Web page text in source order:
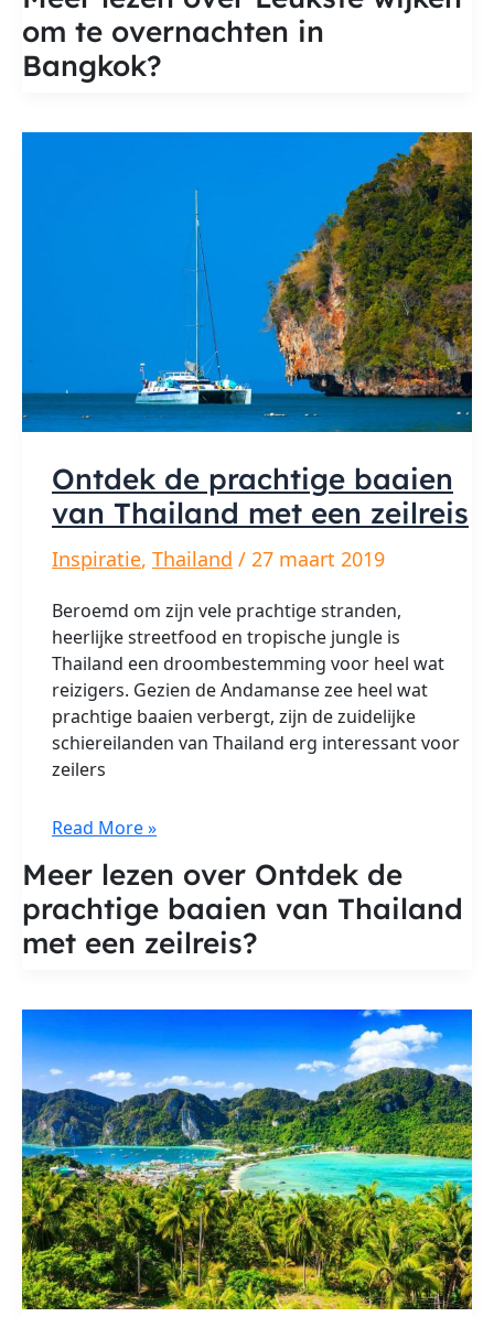
te
overnachten
in
om te overnachten in
Bangkok?
Ontdek de prachtige baaien
van Thailand met een zeilreis
Inspiratie, Thailand / 27 maart 2019
Beroemd om zijn vele prachtige stranden,
heerlijke streetfood en tropische jungle is
Thailand een droombestemming voor heel wat
reizigers. Gezien de Andamanse zee heel wat
prachtige baaien verbergt, zijn de zuidelijke
schiereilanden van Thailand erg interessant voor
zeilers
Ontdek
prachtige
baaien
van
Thailand
een
zeilreis
Read More »
Meer lezen over Ontdek de
prachtige baaien van Thailand
met een zeilreis?